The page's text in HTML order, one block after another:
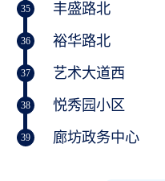
35 丰盛路北
36 裕华路北
37 艺术大道西
38 悦秀园小区
39 廊坊政务中心